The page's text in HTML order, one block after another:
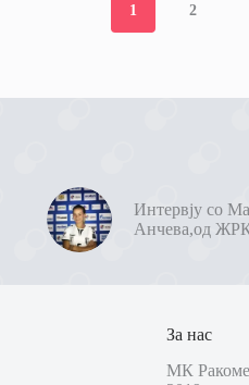
1 2
Интервју со
Анчева,од
За нас
МК